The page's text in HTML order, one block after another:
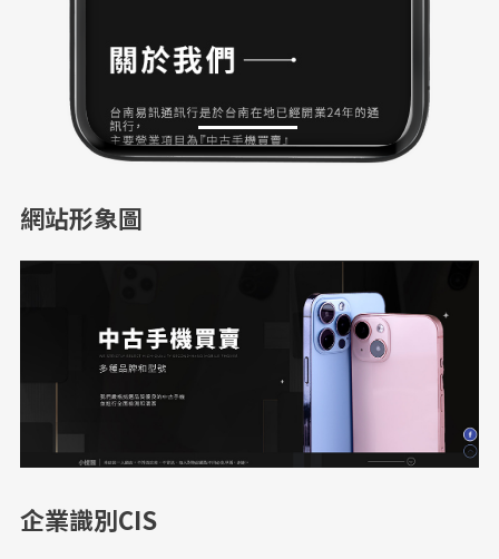
網站形象圖
企業識別CIS